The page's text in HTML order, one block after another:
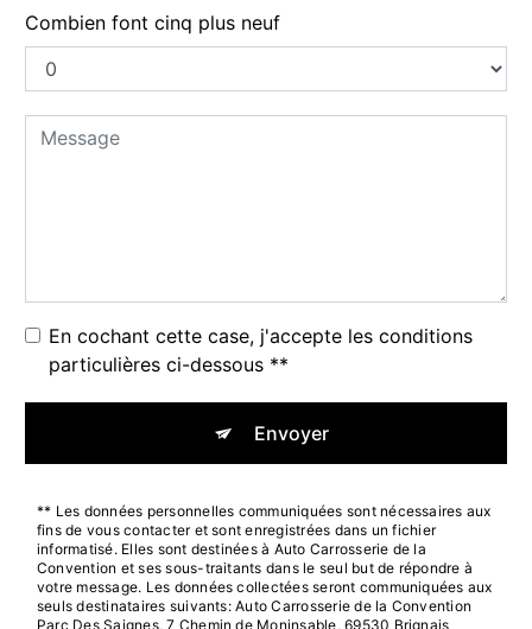
Combien font cinq plus neuf
En cochant cette case, j'accepte les conditions
particulières ci-dessous **
Envoyer
** Les données personnelles communiquées sont nécessaires aux
fins de vous contacter et sont enregistrées dans un fichier
informatisé. Elles sont destinées à Auto Carrosserie de la
Convention et ses sous-traitants dans le seul but de répondre à
votre message. Les données collectées seront communiquées aux
seuls destinataires suivants: Auto Carrosserie de la Convention
Parc Des Saignes, 7 Chemin de Moninsable, 69530 Brignais